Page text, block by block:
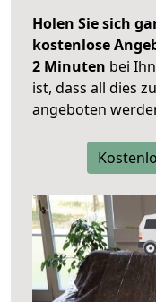
Holen Sie sich
kostenlose
2 Minuten bei
ist, dass all dies
angeboten